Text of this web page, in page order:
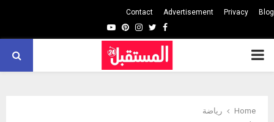
Blog
Privacy
Advertisement
Contact
Facebook
Twitter
Instagram
Pinterest
Youtube
PRIMARY
Home رياضة